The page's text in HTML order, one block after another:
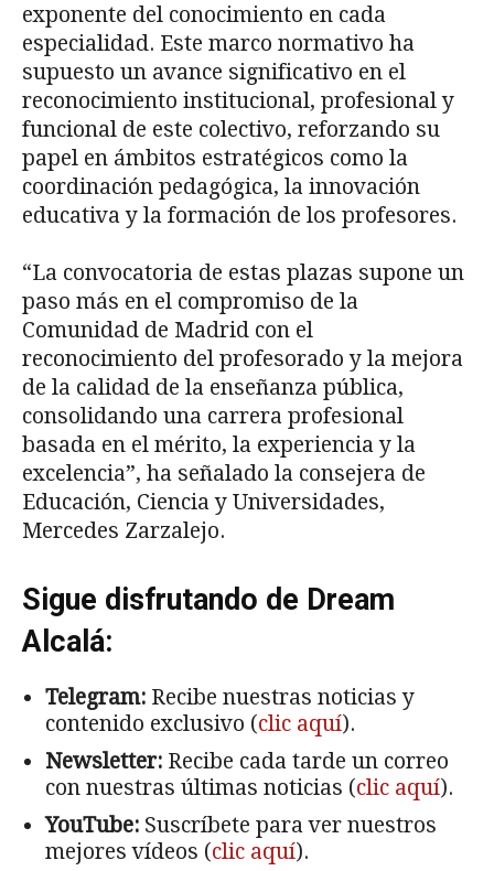
exponente del conocimiento en cada
especialidad. Este marco normativo ha
supuesto un avance significativo en el
reconocimiento institucional, profesional y
funcional de este colectivo, reforzando su
papel en ámbitos estratégicos como la
coordinación pedagógica, la innovación
educativa y la formación de los profesores.
“La convocatoria de estas plazas supone un
paso más en el compromiso de la
Comunidad de Madrid con el
reconocimiento del profesorado y la mejora
de la calidad de la enseñanza pública,
consolidando una carrera profesional
basada en el mérito, la experiencia y la
excelencia”, ha señalado la consejera de
Educación, Ciencia y Universidades,
Mercedes Zarzalejo.
Sigue disfrutando de Dream
Alcalá:
Telegram: Recibe nuestras noticias y
contenido exclusivo (clic aquí).
Newsletter: Recibe cada tarde un correo
con nuestras últimas noticias (clic aquí).
YouTube: Suscríbete para ver nuestros
mejores vídeos (clic aquí).